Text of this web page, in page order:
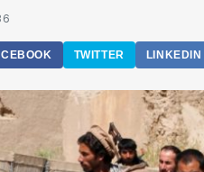
TWITTER LINKEDIN